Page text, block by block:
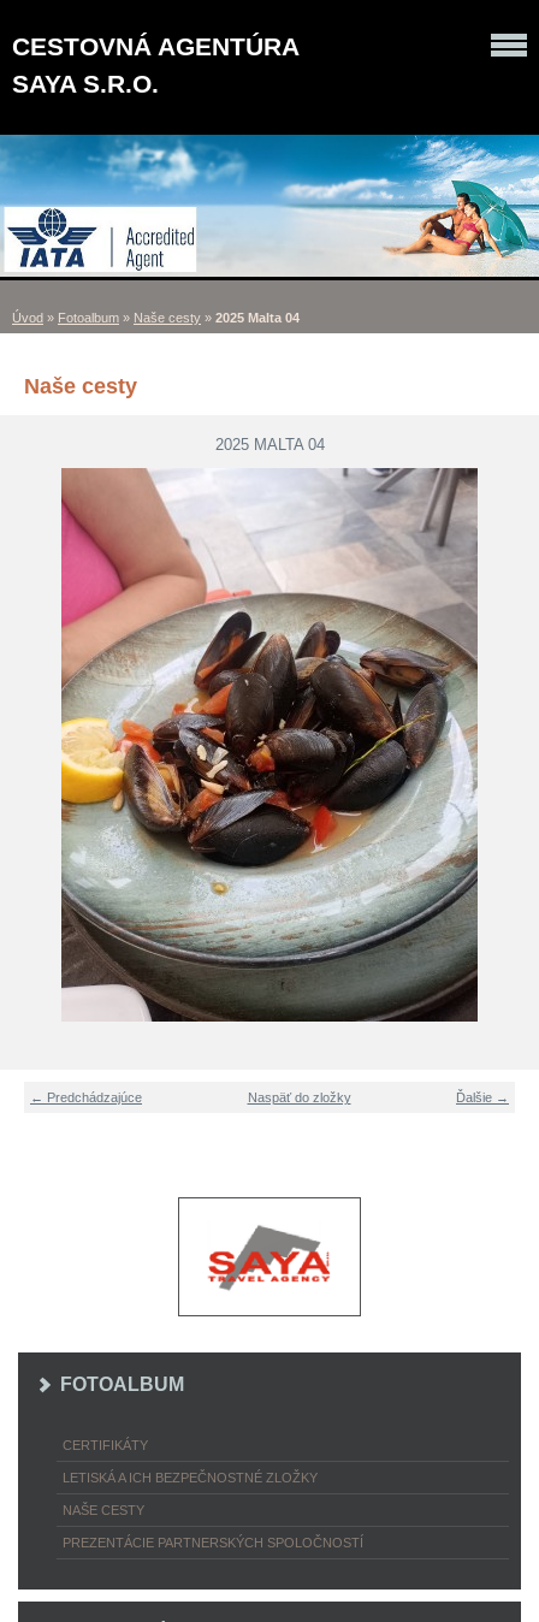
CESTOVNÁ AGENTÚRA
SAYA S.R.O.
Úvod » Fotoalbum » Naše cesty » 2025 Malta 04
Naše cesty
2025 MALTA 04
← Predchádzajúce Ďalšie →
Naspäť do zložky
FOTOALBUM
CERTIFIKÁTY
LETISKÁ A ICH BEZPEČNOSTNÉ ZLOŽKY
NAŠE CESTY
PREZENTÁCIE PARTNERSKÝCH SPOLOČNOSTÍ